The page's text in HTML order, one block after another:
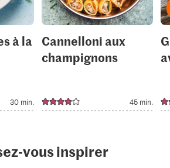
à la
30 min.
Cannelloni aux
champignons
45 min.
vous inspirer